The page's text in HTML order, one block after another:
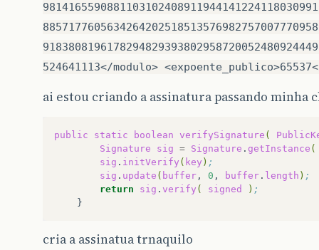
524641113</modulo>
ai estou criando a assinatura passando minha
public static boolean verifySignature (
Signature
sig = Signature . getInstance (
sig . initVerify ( key ) ;
sig . update ( buffer , 0 , buffer . length ) ;
return
sig . verify ( signed ) ;
cria a assinatua trnaquilo